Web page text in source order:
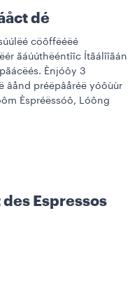
dé
cöôffëéëé
ãáúúthëéntîîc Ítãálîîãán
Ènjóôy 3
âånd préëpâåréë yóôùùr
Èspréëssóô, Lóông
Espressos